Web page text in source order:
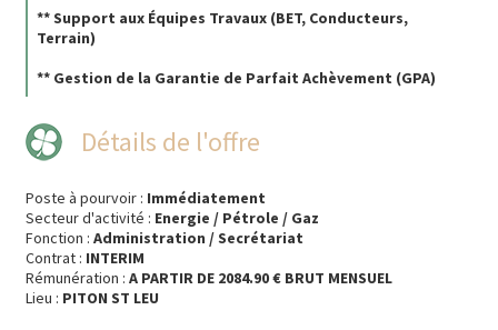
** Support aux Équipes Travaux (BET, Conducteurs,
Terrain)
** Gestion de la Garantie de Parfait Achèvement (GPA)
Détails de l'offre
Poste à pourvoir : Immédiatement
Secteur d'activité : Energie / Pétrole / Gaz
Fonction : Administration / Secrétariat
Contrat : INTERIM
Rémunération : A PARTIR DE 2084.90 € BRUT MENSUEL
Lieu : PITON ST LEU